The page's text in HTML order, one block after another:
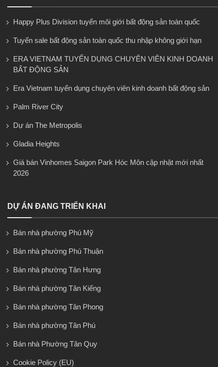
Happy Plus Division tuyển môi giới bất động sản toàn quốc
Tuyển sale bất động sản toàn quốc thu nhập không giới hạn
ERA VIETNAM TUYỂN DỤNG CHUYÊN VIÊN KINH DOANH
BẤT ĐỘNG SẢN
Era Vietnam tuyển dụng chuyên viên kinh doanh bất động sản
Palm River City
Dự án The Metropolis
Gladia Heights
Giá bán Vinhomes Saigon Park Hóc Môn cập nhật mới nhất
2026
DỰ ÁN ĐANG TRIỂN KHAI
Bán nhà phường Phú Mỹ
Bán nhà phường Phú Thuận
Bán nhà phường Tân Hưng
Bán nhà phường Tân Kiểng
Bán nhà phường Tân Phong
Bán nhà phường Tân Phú
Bán nhà Phường Tân Quy
Cookie Policy (EU)